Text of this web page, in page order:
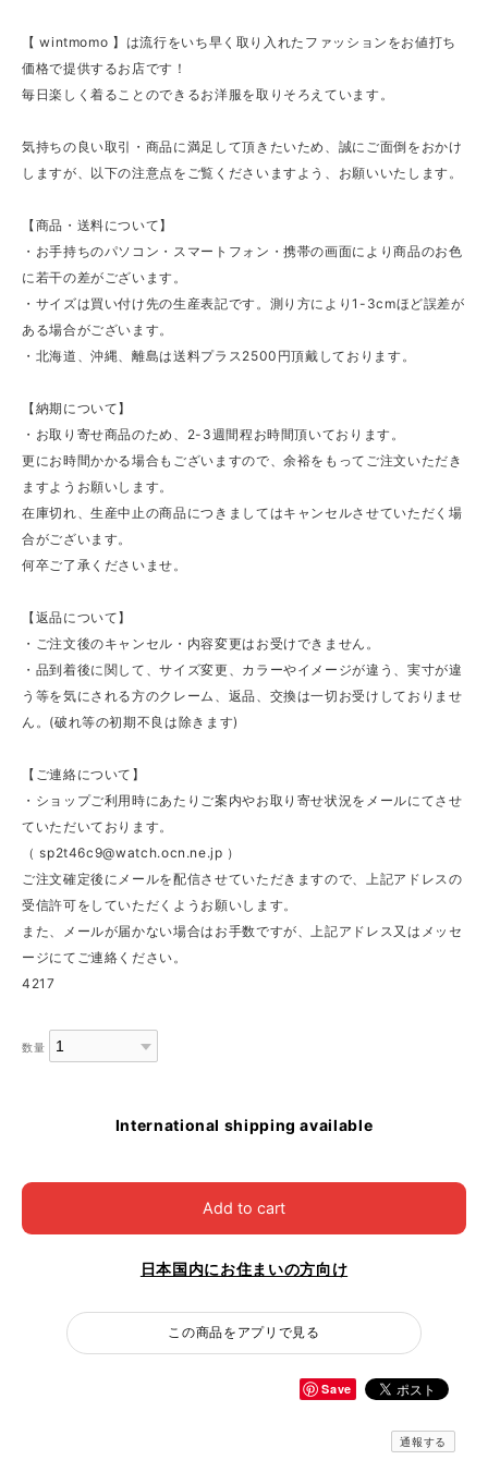
【 wintmomo 】は流行をいち早く取り入れたファッションをお値打ち
価格で提供するお店です！
毎日楽しく着ることのできるお洋服を取りそろえています。
気持ちの良い取引・商品に満足して頂きたいため、誠にご面倒をおかけ
しますが、以下の注意点をご覧くださいますよう、お願いいたします。
【商品・送料について】
・お手持ちのパソコン・スマートフォン・携帯の画面により商品のお色
に若干の差がございます。
・サイズは買い付け先の生産表記です。測り方により1-3cmほど誤差が
ある場合がございます。
・北海道、沖縄、離島は送料プラス2500円頂戴しております。
【納期について】
・お取り寄せ商品のため、2-3週間程お時間頂いております。
更にお時間かかる場合もございますので、余裕をもってご注文いただき
ますようお願いします。
在庫切れ、生産中止の商品につきましてはキャンセルさせていただく場
合がございます。
何卒ご了承くださいませ。
【返品について】
・ご注文後のキャンセル・内容変更はお受けできません。
・品到着後に関して、サイズ変更、カラーやイメージが違う、実寸が違
う等を気にされる方のクレーム、返品、交換は一切お受けしておりませ
ん。(破れ等の初期不良は除きます)
【ご連絡について】
・ショップご利用時にあたりご案内やお取り寄せ状況をメールにてさせ
ていただいております。
（sp2t46c9@watch.ocn.ne.jp ）
ご注文確定後にメールを配信させていただきますので、上記アドレスの
受信許可をしていただくようお願いします。
また、メールが届かない場合はお手数ですが、上記アドレス又はメッセ
ージにてご連絡ください。
4217
数量
International shipping available
Add to cart
日本国内にお住まいの方向け
この商品をアプリで見る
Save
通報する